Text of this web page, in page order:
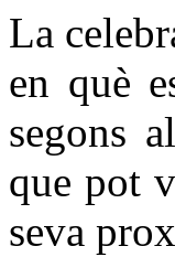
La
en què
segons
que pot
seva